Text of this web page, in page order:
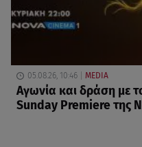
05.08.26, 10:46 MEDIA
Αγωνία και δράση με
Sunday Premiere της